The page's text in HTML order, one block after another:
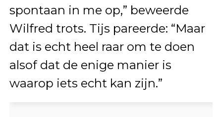
spontaan in me op,” beweerde
Wilfred trots. Tijs pareerde: “Maar
dat is echt heel raar om te doen
alsof dat de enige manier is
waarop iets echt kan zijn.”